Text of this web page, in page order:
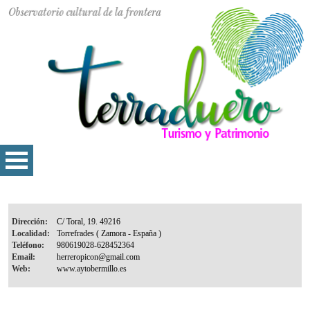
Dirección:
Localidad:
Teléfono:
Email:
Web: